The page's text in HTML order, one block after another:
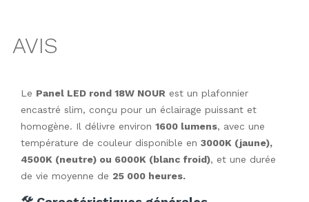
AVIS
Le Panel LED rond 18W NOUR est un plafonnier
encastré slim, conçu pour un éclairage puissant et
homogène. Il délivre environ 1600 lumens, avec une
température de couleur disponible en 3000K (jaune),
4500K (neutre) ou 6000K (blanc froid), et une durée
de vie moyenne de 25 000 heures.